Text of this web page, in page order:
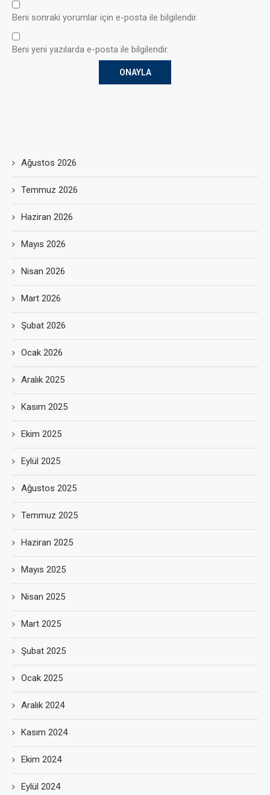
Beni sonraki yorumlar için e-posta ile bilgilendir.
Beni yeni yazılarda e-posta ile bilgilendir.
Ağustos 2026
Temmuz 2026
Haziran 2026
Mayıs 2026
Nisan 2026
Mart 2026
Şubat 2026
Ocak 2026
Aralık 2025
Kasım 2025
Ekim 2025
Eylül 2025
Ağustos 2025
Temmuz 2025
Haziran 2025
Mayıs 2025
Nisan 2025
Mart 2025
Şubat 2025
Ocak 2025
Aralık 2024
Kasım 2024
Ekim 2024
Eylül 2024